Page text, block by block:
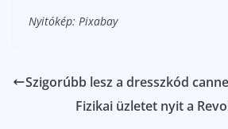
Nyitókép: Pixabay
Szigorúbb lesz a dresszkód
Fizikai üzletet nyit a